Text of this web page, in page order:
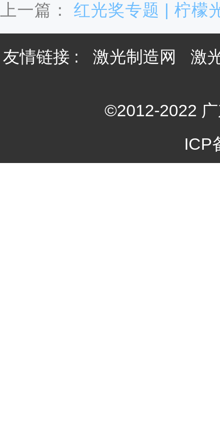
上一篇： 红光奖专题 | 柠檬
友情链接 : 激光制造网 激
©2012-2022
ICP